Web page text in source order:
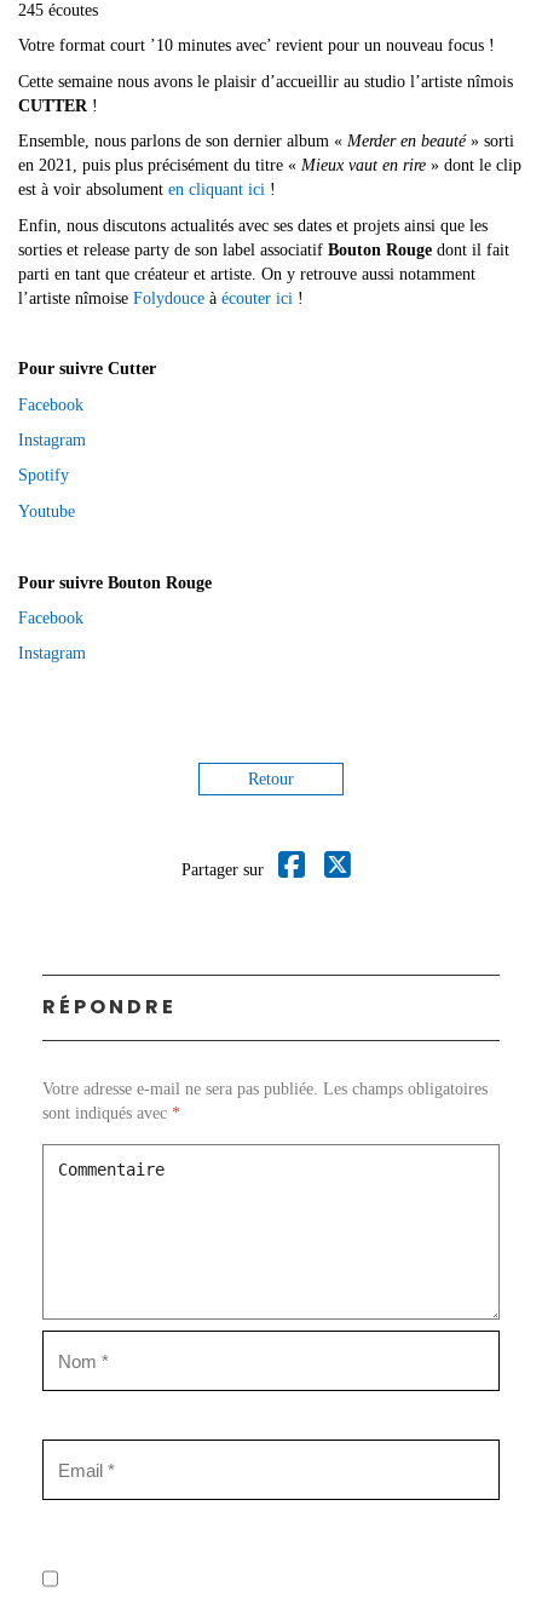
245 écoutes
Votre format court ’10 minutes avec’ revient pour un nouveau focus !
Cette semaine nous avons le plaisir d’accueillir au studio l’artiste nîmois
CUTTER !
Ensemble, nous parlons de son dernier album « Merder en beauté» sorti
en 2021, puis plus précisément du titre « Mieux vaut en rire » dont le clip
est à voir absolument en cliquant ici !
Enfin, nous discutons actualités avec ses dates et projets ainsi que les
sorties et release party de son label associatif Bouton Rouge dont il fait
parti en tant que créateur et artiste. On y retrouve aussi notamment
l’artiste nîmoise Folydouce à écouter ici !
Pour suivre Cutter
Facebook
Instagram
Spotify
Youtube
Pour suivre Bouton Rouge
Facebook
Instagram
Retour
Partager sur
RÉPONDRE
Votre adresse e-mail ne sera pas publiée. Les champs obligatoires
sont indiqués avec *